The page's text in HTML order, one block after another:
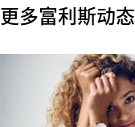
更多富利斯动态